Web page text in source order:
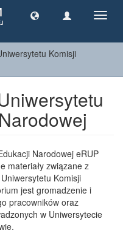
Komisji
Narodowej eRUP
materiały związane z
Komisji
jest gromadzenie i
pracowników oraz
w Uniwersytecie